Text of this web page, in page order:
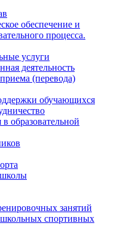
обеспечение и
процесса.
услуги
деятельность
(перевода)
обучающихся
образовательной
занятий
спортивных